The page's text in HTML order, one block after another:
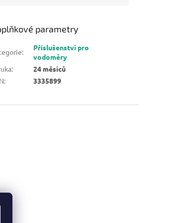
parametry
:
Příslušenství pro
vodoměry
:
24 měsíců
: 3335899